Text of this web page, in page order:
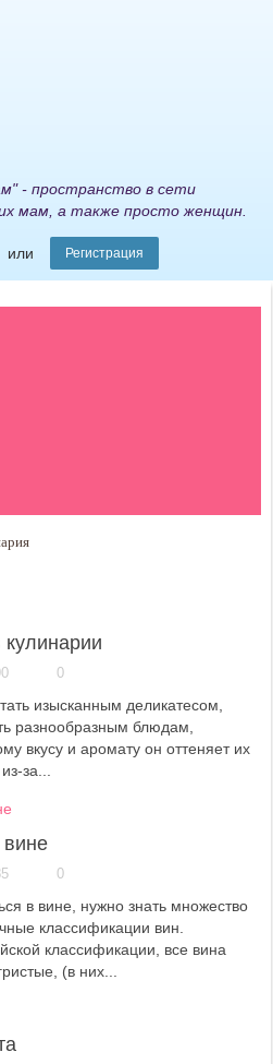
- пространство в сети
мам, а также просто женщин.
или Регистрация
0
изысканным деликатесом,
разнообразным блюдам,
вкусу и аромату он оттеняет их
за...
вине
0
в вине, нужно знать множество
классификации вин.
классификации, все вина
(в них...